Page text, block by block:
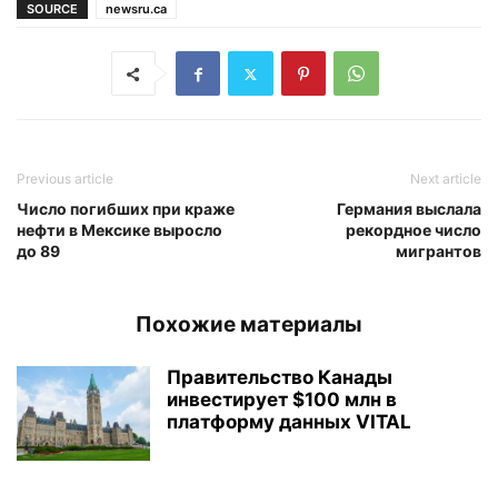
SOURCE newsru.ca
Previous article
Число погибших при краже
нефти в Мексике выросло
до 89
Next article
Германия выслала
рекордное число
мигрантов
Похожие материалы
Правительство Канады
инвестирует $100 млн в
платформу данных VITAL